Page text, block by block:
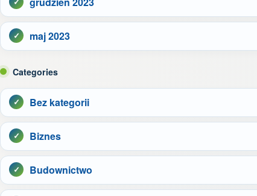
maj 2023
Categories
Bez kategorii
Biznes
Budownictwo